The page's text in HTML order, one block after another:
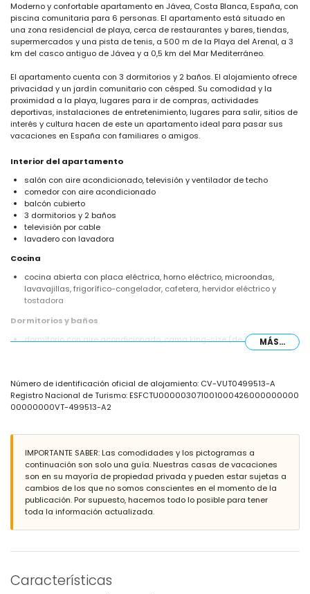
Moderno y confortable apartamento en Jávea, Costa Blanca, España, con
piscina comunitaria para 6 personas. El apartamento está situado en
una zona residencial de playa, cerca de restaurantes y bares, tiendas,
supermercados y una pista de tenis, a 500 m de la Playa del Arenal, a 3
km del casco antiguo de Jávea y a 0,5 km del Mar Mediterráneo.
El apartamento cuenta con 3 dormitorios y 2 baños. El alojamiento ofrece
privacidad y un jardín comunitario con césped. Su comodidad y la
proximidad a la playa, lugares para ir de compras, actividades
deportivas, instalaciones de entretenimiento, lugares para salir, sitios de
interés y cultura hacen de este un apartamento ideal para pasar sus
vacaciones en España con familiares o amigos.
Interior del apartamento
salón con aire acondicionado, televisión y ventilador de techo
comedor con aire acondicionado
balcón cubierto
3 dormitorios y 2 baños
televisión por cable
lavadero con lavadora
Cocina
cocina abierta con placa eléctrica, horno eléctrico, microondas,
lavavajillas, frigorífico-congelador, cafetera, hervidor eléctrico y
tostadora
Dormitorios y baños
dormitorio con aire acondicionado, cama king-size (de 200 por 180
baño en suite con lavabo, ducha y WC
baño con lavabo, ducha y WC
parcela grande y cerrada
piscina comunitaria de 10m x 7m
piscina para niños
jardín comunitario con césped
terraza cubierta
ducha exterior
zona de estar al aire libre y comedor exterior
Más información
metros del apartamento)
MÁS...
Número de identificación oficial de alojamiento: CV-VUT0499513-A
Registro Nacional de Turismo: ESFCTU000003071001000426000000000
00000000VT-499513-A2
IMPORTANTE SABER: Las comodidades y los pictogramas a
continuación son solo una guía. Nuestras casas de vacaciones
son en su mayoría de propiedad privada y pueden estar sujetas a
cambios de los que no somos conscientes en el momento de la
publicación. Por supuesto, hacemos todo lo posible para tener
toda la información actualizada.
Características